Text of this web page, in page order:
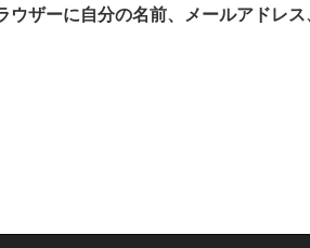
ザーに自分の名前、メールアドレス